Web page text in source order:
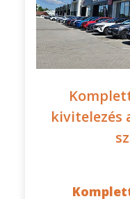
kivitelezés